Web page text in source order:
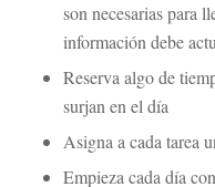
son necesarias para
información debe
Reserva algo de
surjan en el día
Asigna a cada tarea
Empieza cada día